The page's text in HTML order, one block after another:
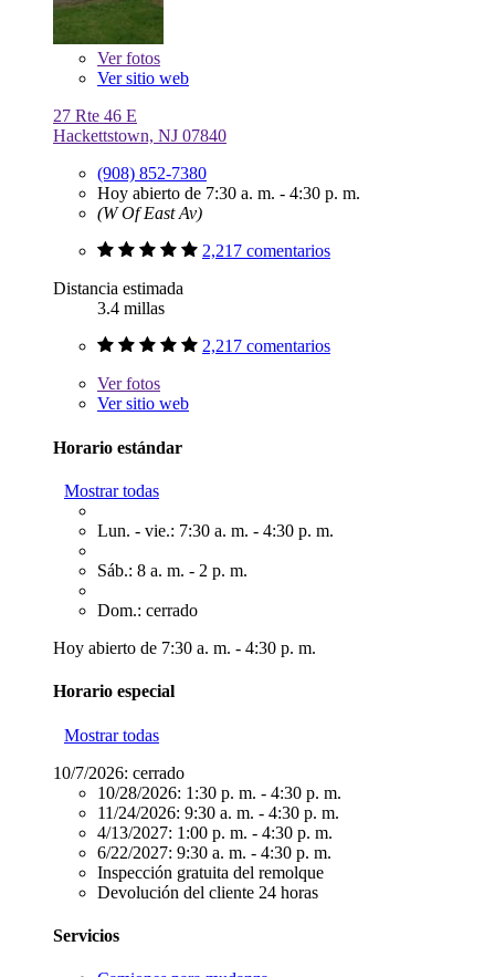
Verfotos
Ver sitio web
27 Rte 46 E
Hackettstown, NJ 07840
(908) 852-7380
Hoy abierto de 7:30 a. m. - 4:30 p. m.
(W Of East Av)
2,217 comentarios
Distancia estimada
3.4 millas
2,217 comentarios
Verfotos
Ver sitio web
Horario estándar
Mostrar todas
Lun. - vie.: 7:30 a. m. - 4:30 p. m.
Sáb.: 8 a. m. - 2 p. m.
Dom.: cerrado
Hoy abierto de 7:30 a. m. - 4:30 p. m.
Horario especial
Mostrar todas
10/7/2026: cerrado
10/28/2026: 1:30 p. m. - 4:30 p. m.
11/24/2026: 9:30 a. m. - 4:30 p. m.
4/13/2027: 1:00 p. m. - 4:30 p. m.
6/22/2027: 9:30 a. m. - 4:30 p. m.
Inspección gratuita del remolque
Devolución del cliente 24 horas
Servicios